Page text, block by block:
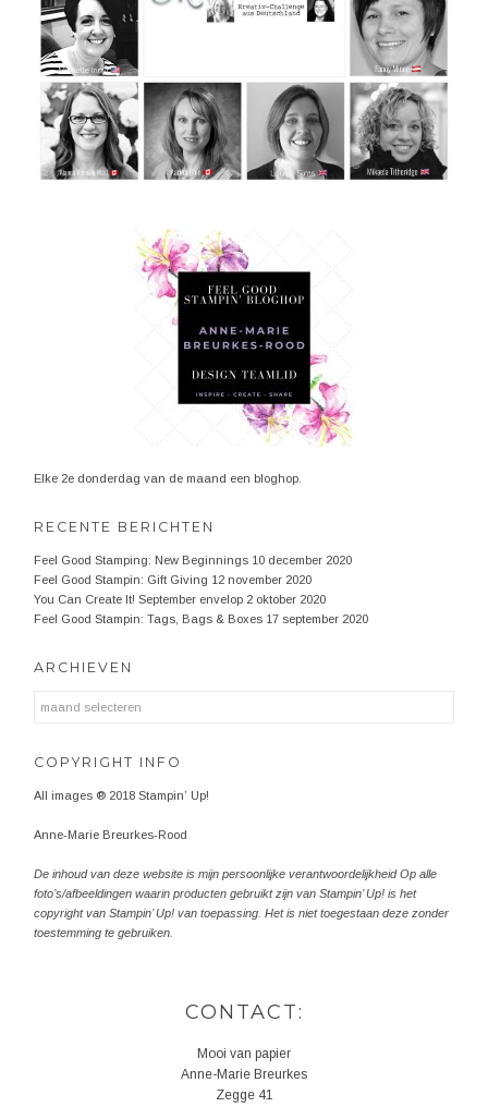
Elke 2e donderdag van de maand een bloghop.
RECENTE BERICHTEN
Feel Good Stamping: New Beginnings 10 december 2020
Feel Good Stampin: Gift Giving 12 november 2020
You Can Create It! September envelop 2 oktober 2020
Feel Good Stampin: Tags, Bags & Boxes 17 september 2020
ARCHIEVEN
COPYRIGHT INFO
All images ® 2018 Stampin’ Up!
Anne-Marie Breurkes-Rood
De inhoud van deze website is mijn persoonlijke verantwoordelijkheid Op alle
foto’s/afbeeldingen waarin producten gebruikt zijn van Stampin’ Up! is het
copyright van Stampin’ Up! van toepassing. Het is niet toegestaan deze zonder
toestemming te gebruiken.
CONTACT:
Mooi van papier
Anne-Marie Breurkes
Zegge 41